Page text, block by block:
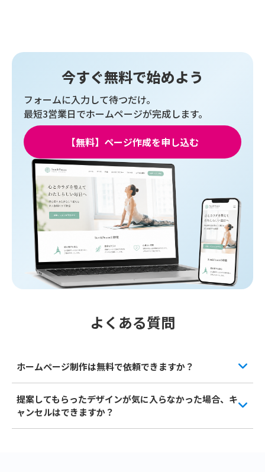
今すぐ無料で始めよう
フォームに入力して待つだけ。
最短3営業日でホームページが完成します。
【無料】ページ作成を申し込む
よくある質問
ホームページ制作は無料で依頼できますか？
ただけます。制作したホームページを実際にご活用
提案してもらったデザインが気に入らなかった場合、キ
ャンセルはできますか？